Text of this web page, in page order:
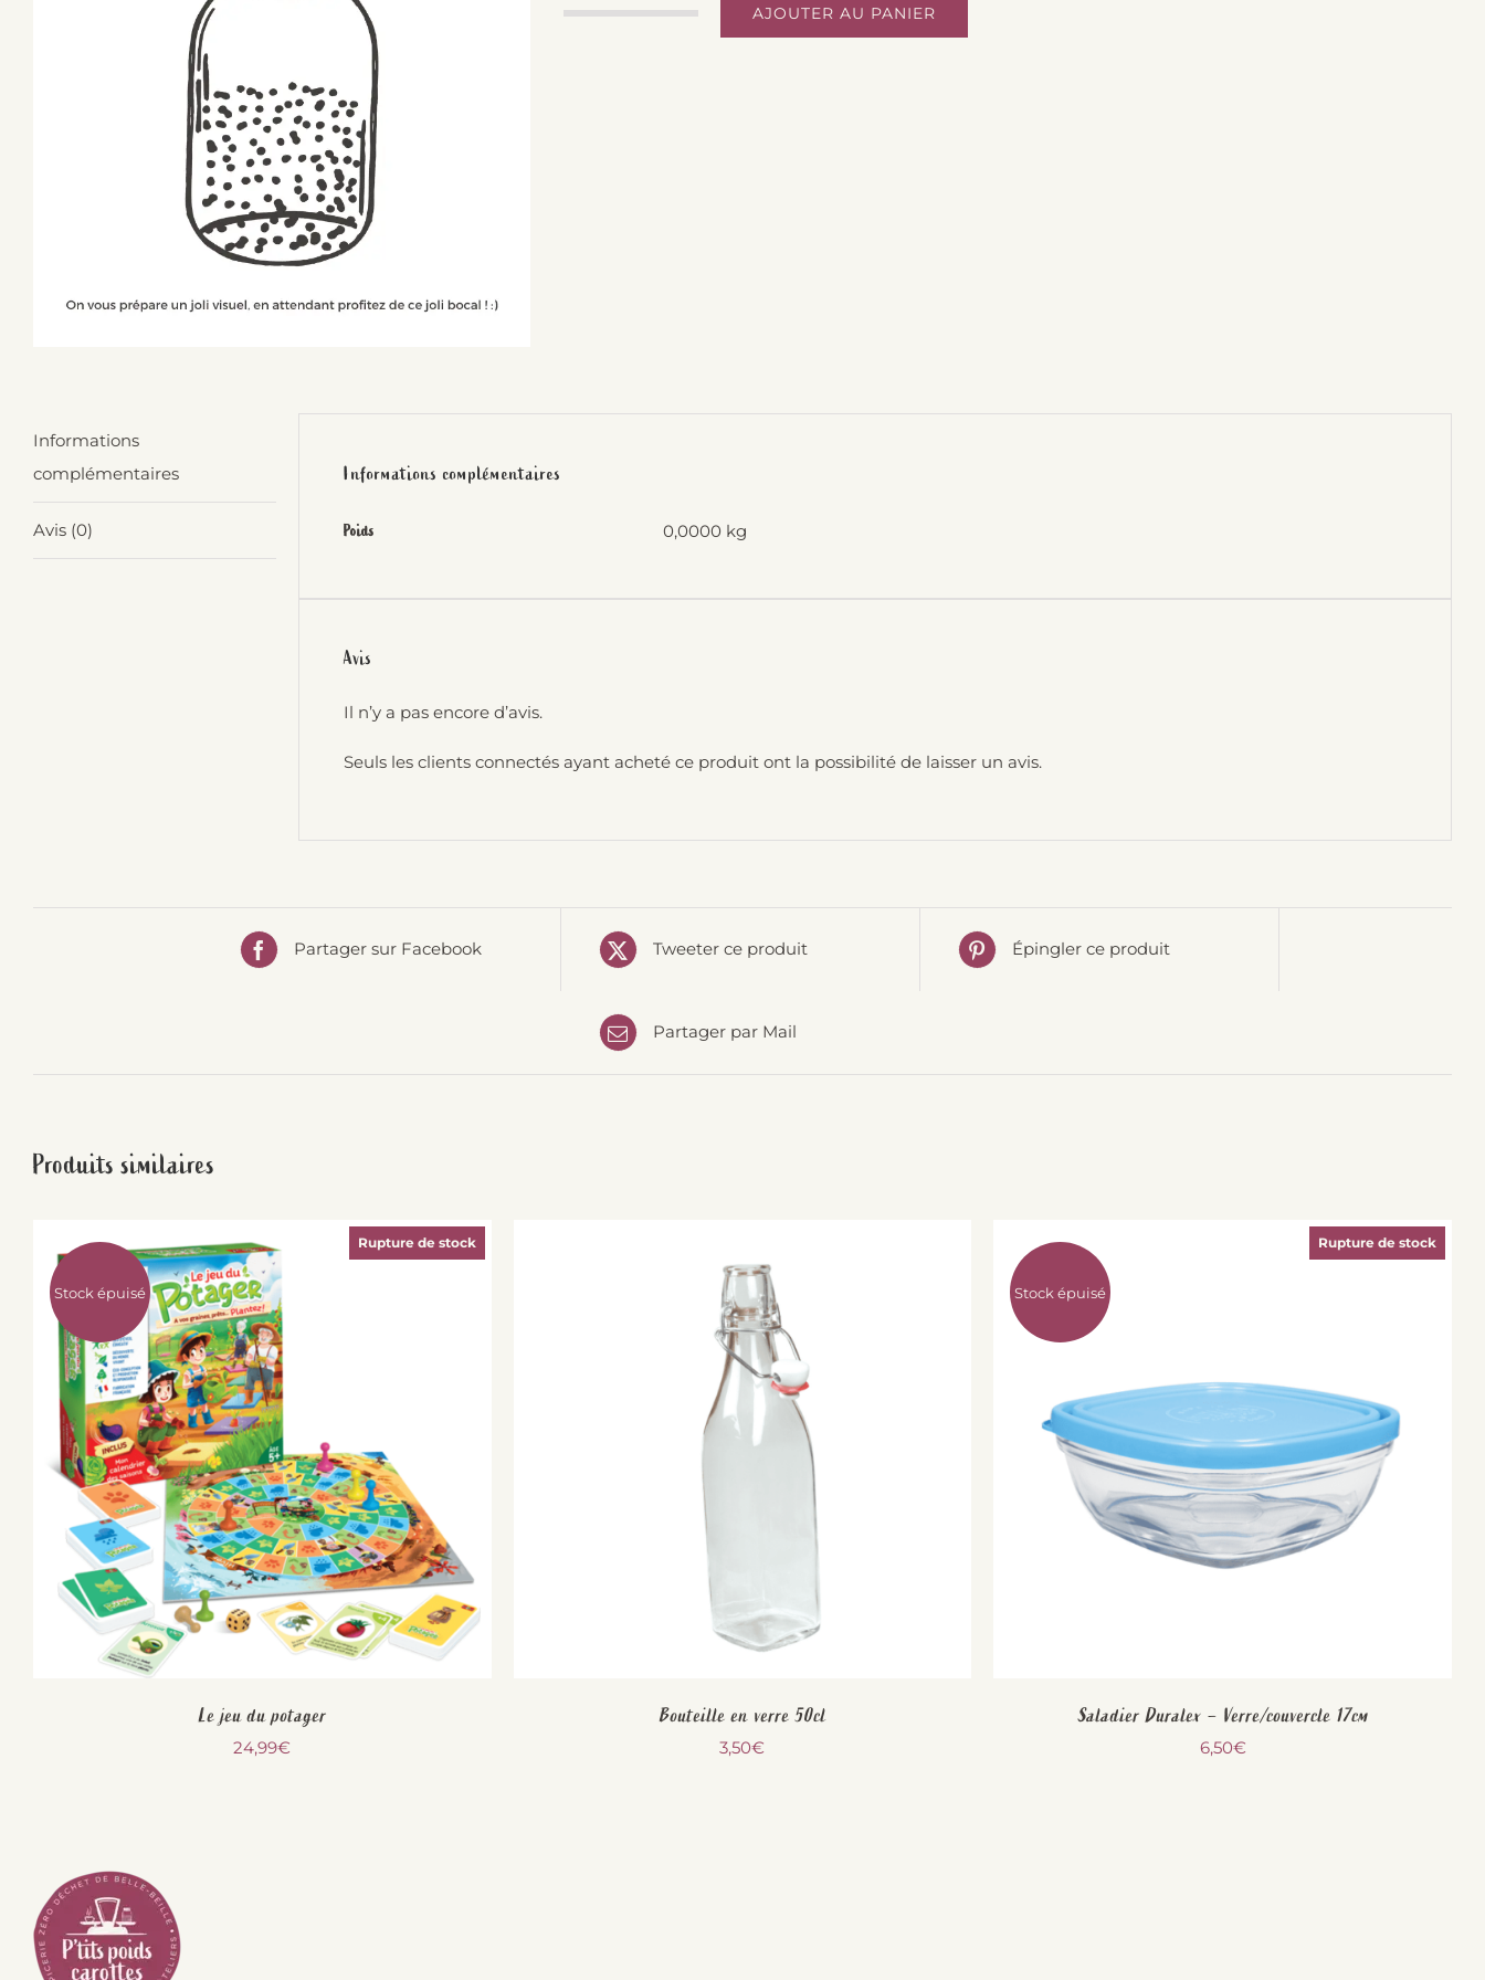
AJOUTER AU PANIER
Informations
complémentaires
Avis (0)
Informations complémentaires
Poids 0,0000 kg
Avis
Il n’y a pas encore d’avis.
Seuls les clients connectés ayant acheté ce produit ont la possibilité de laisser un avis.
Partager sur Facebook Tweeter ce produit Épingler ce produit
Partager par Mail
Produits similaires
Stock épuisé
Rupture de stock
Le jeu du potager
24,99€
Bouteille en verre 50cl
3,50€
Stock épuisé
Rupture de stock
Saladier Duralex – Verre/couvercle 17cm
6,50€